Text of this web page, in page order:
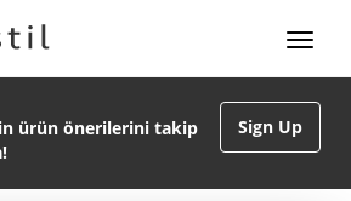
Sign Up
ürün önerilerini takip